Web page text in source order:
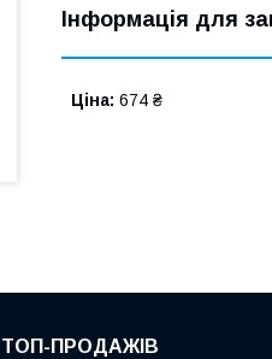
Інформація для
Ціна: 674 ₴
ТОП-ПРОДАЖІВ